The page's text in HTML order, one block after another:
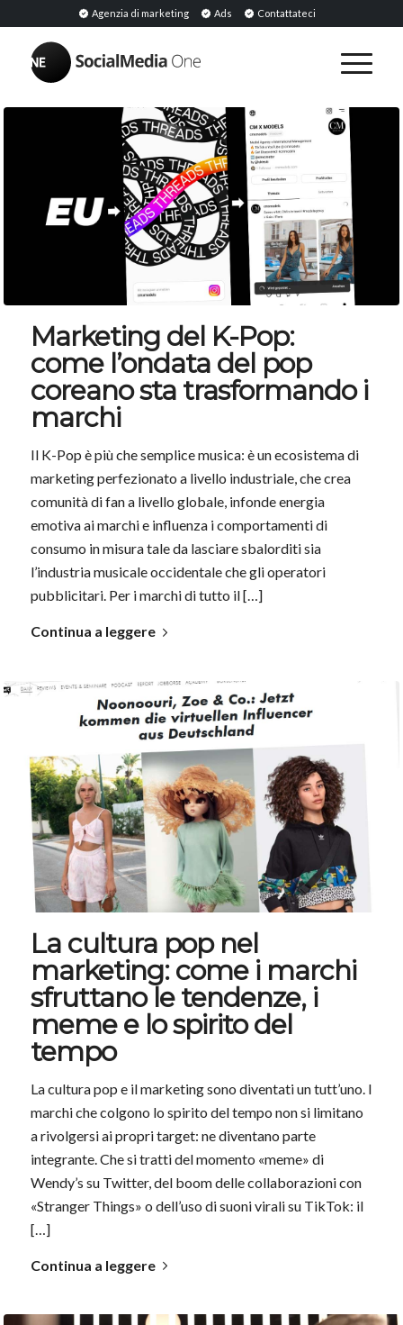
Agenzia di marketing Ads Contattateci
Marketing del K-Pop:
come l’ondata del pop
coreano sta trasformando i
marchi
Il K-Pop è più che semplice musica: è un ecosistema di
marketing perfezionato a livello industriale, che crea
comunità di fan a livello globale, infonde energia
emotiva ai marchi e influenza i comportamenti di
consumo in misura tale da lasciare sbalorditi sia
l’industria musicale occidentale che gli operatori
pubblicitari. Per i marchi di tutto il […]
Continua a leggere
La cultura pop nel
marketing: come i marchi
sfruttano le tendenze, i
meme e lo spirito del
tempo
La cultura pop e il marketing sono diventati un tutt’uno. I
marchi che colgono lo spirito del tempo non si limitano
a rivolgersi ai propri target: ne diventano parte
integrante. Che si tratti del momento «meme» di
Wendy’s su Twitter, del boom delle collaborazioni con
«Stranger Things» o dell’uso di suoni virali su TikTok: il
[…]
Continua a leggere